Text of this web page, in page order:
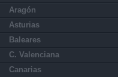
Aragón
Asturias
Baleares
C. Valenciana
Canarias